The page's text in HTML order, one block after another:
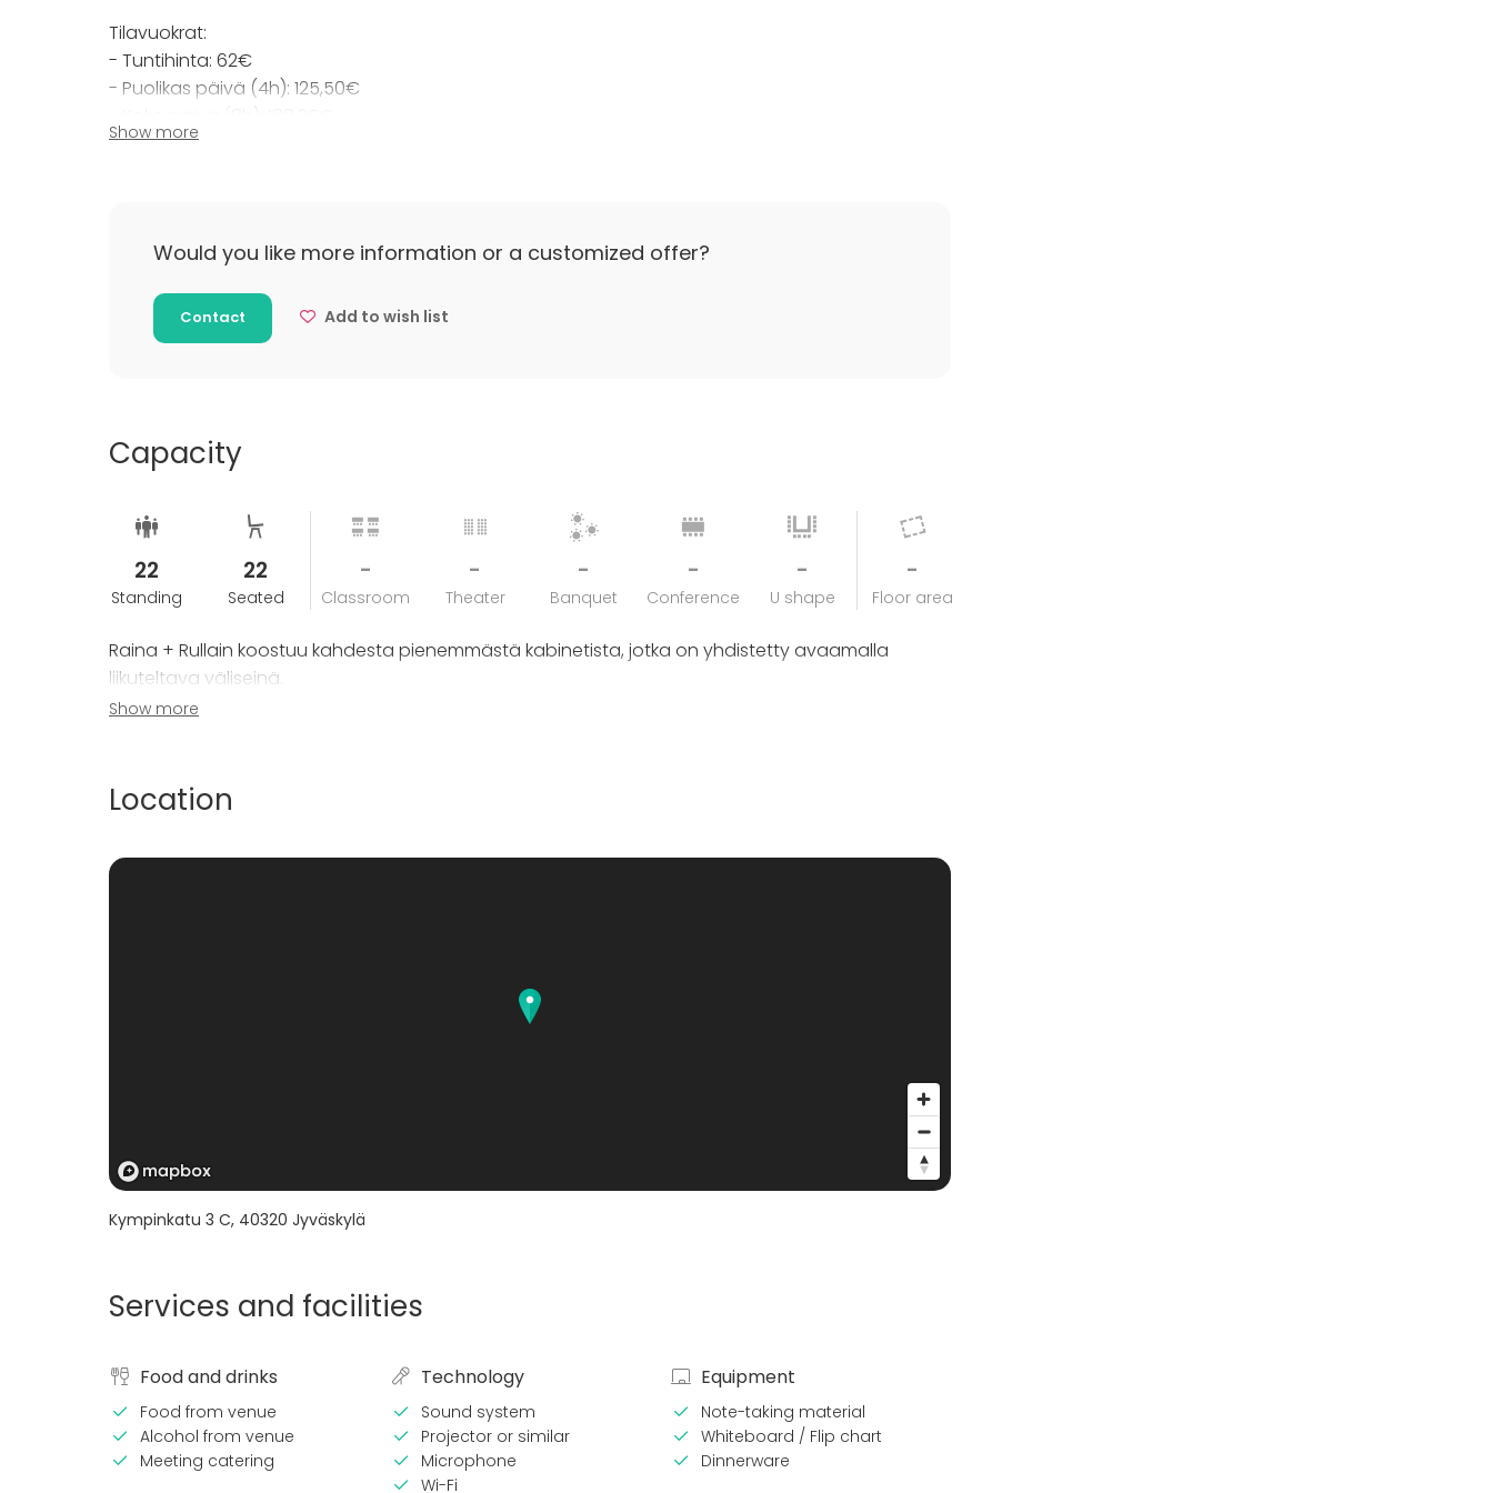
Tilavuokrat:
- Tuntihinta: 62€
- Puolikas päivä (4h): 125,50€
Show more
Would you like more information or a customized offer?
Contact Add to wish list
Capacity
22
Standing
22
Seated
-
Classroom
-
Theater
-
Banquet
-
Conference
-
U shape
-
Floor area
Raina + Rullain koostuu kahdesta pienemmästä kabinetista, jotka on yhdistetty avaamalla
liikuteltava väliseinä.
Show more
Location
Kympinkatu 3 C, 40320 Jyväskylä
Services and facilities
Food and drinks
Food from venue
Alcohol from venue
Meeting catering
Technology
Sound system
Projector or similar
Microphone
Wi-Fi
Equipment
Note-taking material
Whiteboard / Flip chart
Dinnerware